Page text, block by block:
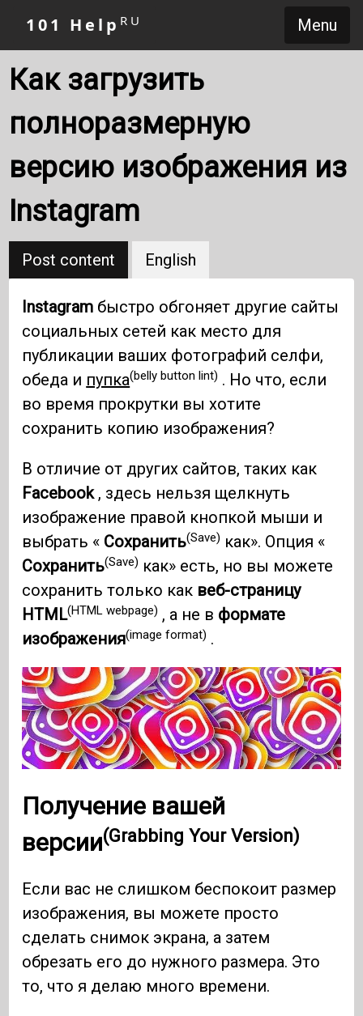
Menu
101 Help RU
Как загрузить
полноразмерную
версию изображения из
Instagram
Post content English
Instagram быстро обгоняет другие сайты
социальных сетей как место для
публикации ваших фотографий селфи,
обеда и пупка(belly button lint) . Но что, если
во время прокрутки вы хотите
сохранить копию изображения?
В отличие от других сайтов, таких как
Facebook, здесь нельзя щелкнуть
изображение правой кнопкой мыши и
выбрать « Сохранить(Save) как». Опция «
Сохранить(Save) как» есть, но вы можете
сохранить только как веб-страницу
HTML(HTML webpage) , а не в формате
изображения(image format) .
Получение вашей
версии(Grabbing Your Version)
Если вас не слишком беспокоит размер
изображения, вы можете просто
сделать снимок экрана, а затем
обрезать его до нужного размера. Это
то, что я делаю много времени.